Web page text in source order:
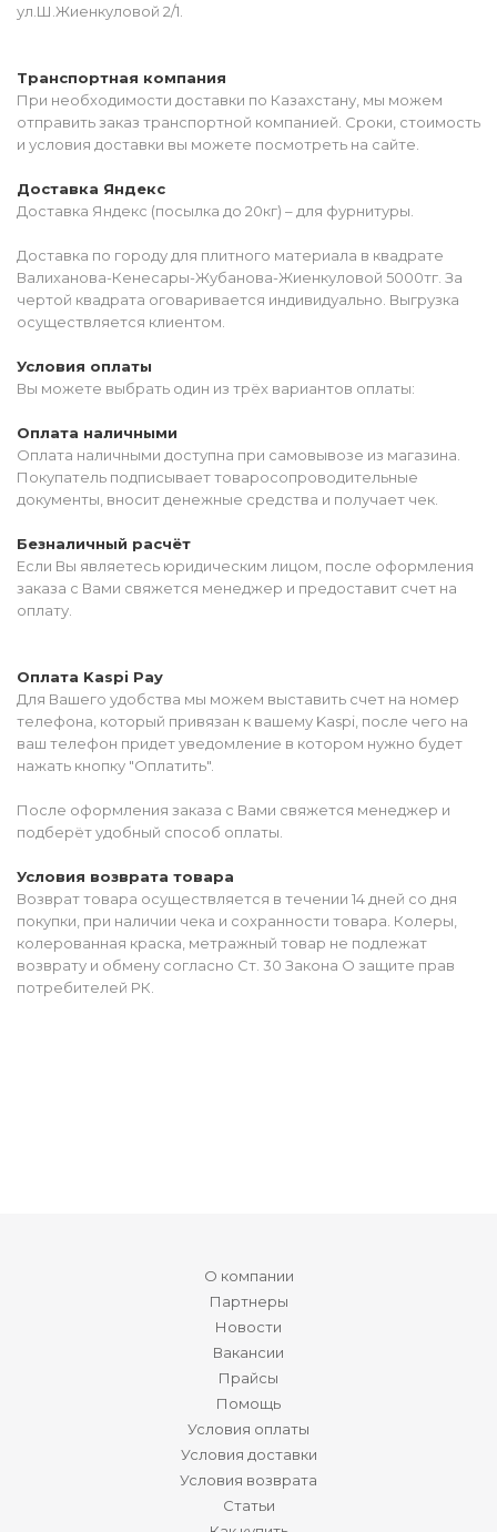
ул.Ш.Жиенкуловой 2/1.
Транспортная компания
При необходимости доставки по Казахстану, мы можем
отправить заказ транспортной компанией. Сроки, стоимость
и условия доставки вы можете посмотреть на сайте.
Доставка Яндекс
Доставка Яндекс (посылка до 20кг) – для фурнитуры.
Доставка по городу для плитного материала в квадрате
Валиханова-Кенесары-Жубанова-Жиенкуловой 5000тг. За
чертой квадрата оговаривается индивидуально. Выгрузка
осуществляется клиентом.
Условия оплаты
Вы можете выбрать один из трёх вариантов оплаты:
Оплата наличными
Оплата наличными доступна при самовывозе из магазина.
Покупатель подписывает товаросопроводительные
документы, вносит денежные средства и получает чек.
Безналичный расчёт
Если Вы являетесь юридическим лицом, после оформления
заказа с Вами свяжется менеджер и предоставит счет на
оплату.
Оплата Kaspi Pay
Для Вашего удобства мы можем выставить счет на номер
телефона, который привязан к вашему Kaspi, после чего на
ваш телефон придет уведомление в котором нужно будет
нажать кнопку "Оплатить".
После оформления заказа с Вами свяжется менеджер и
подберёт удобный способ оплаты.
Условия возврата товара
Возврат товара осуществляется в течении 14 дней со дня
покупки, при наличии чека и сохранности товара. Колеры,
колерованная краска, метражный товар не подлежат
возврату и обмену согласно Ст. 30 Закона О защите прав
потребителей РК.
О компании
Партнеры
Новости
Вакансии
Прайсы
Помощь
Условия оплаты
Условия доставки
Условия возврата
Статьи